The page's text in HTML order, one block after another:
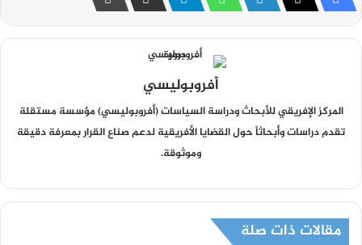
أفروبوليسي
المركز الإفريقي للأبحاث ودراسة السياسات (أفروبوليسي) مؤسسة مستقلة
تقدم دراسات وأبحاثاً حول القضايا الأفريقية لدعم صناع القرار بمعرفة دقيقة
وموثوقة.
مقالات ذات صلة